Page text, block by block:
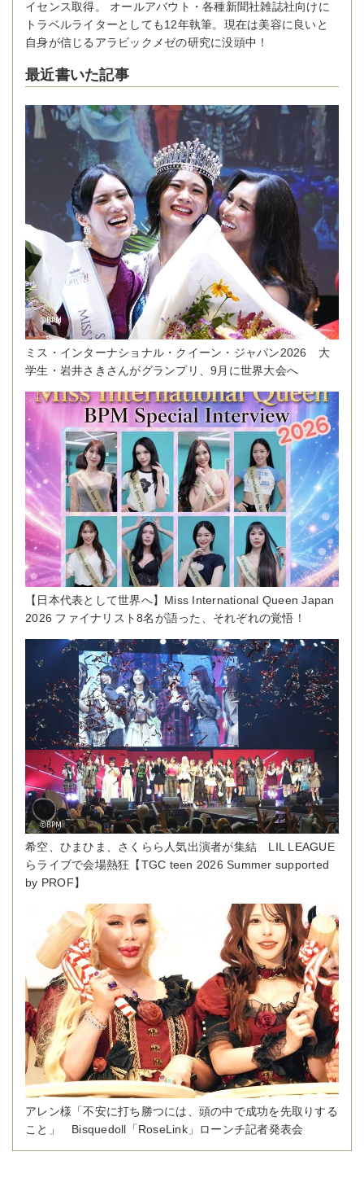
イセンス取得。 オールアバウト・各種新聞社雑誌社向けに
トラベルライターとしても12年執筆。現在は美容に良いと
自身が信じるアラビックメゼの研究に没頭中！
最近書いた記事
ミス・インターナショナル・クイーン・ジャパン2026 大
学生・岩井さきさんがグランプリ、9月に世界大会へ
【日本代表として世界へ】Miss International Queen Japan
2026 ファイナリスト8名が語った、それぞれの覚悟！
希空、ひまひま、さくらら人気出演者が集結 LIL LEAGUE
らライブで会場熱狂【TGC teen 2026 Summer supported
by PROF】
アレン様「不安に打ち勝つには、頭の中で成功を先取りする
こと」 Bisquedoll「RoseLink」ローンチ記者発表会